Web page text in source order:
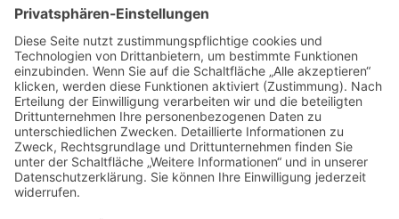
Spenden
Unterstützer:innen
Kooperationen
Downloadcenter
Pressecenter